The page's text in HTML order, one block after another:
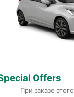
Offers
При заказе